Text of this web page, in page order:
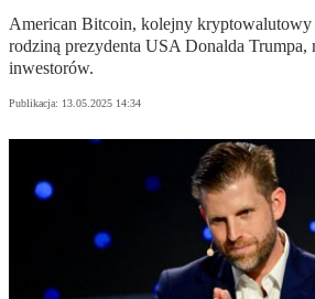
American Bitcoin, kolejny kryptowalutowy
rodziną prezydenta USA Donalda Trumpa,
inwestorów.
Publikacja: 13.05.2025 14:34